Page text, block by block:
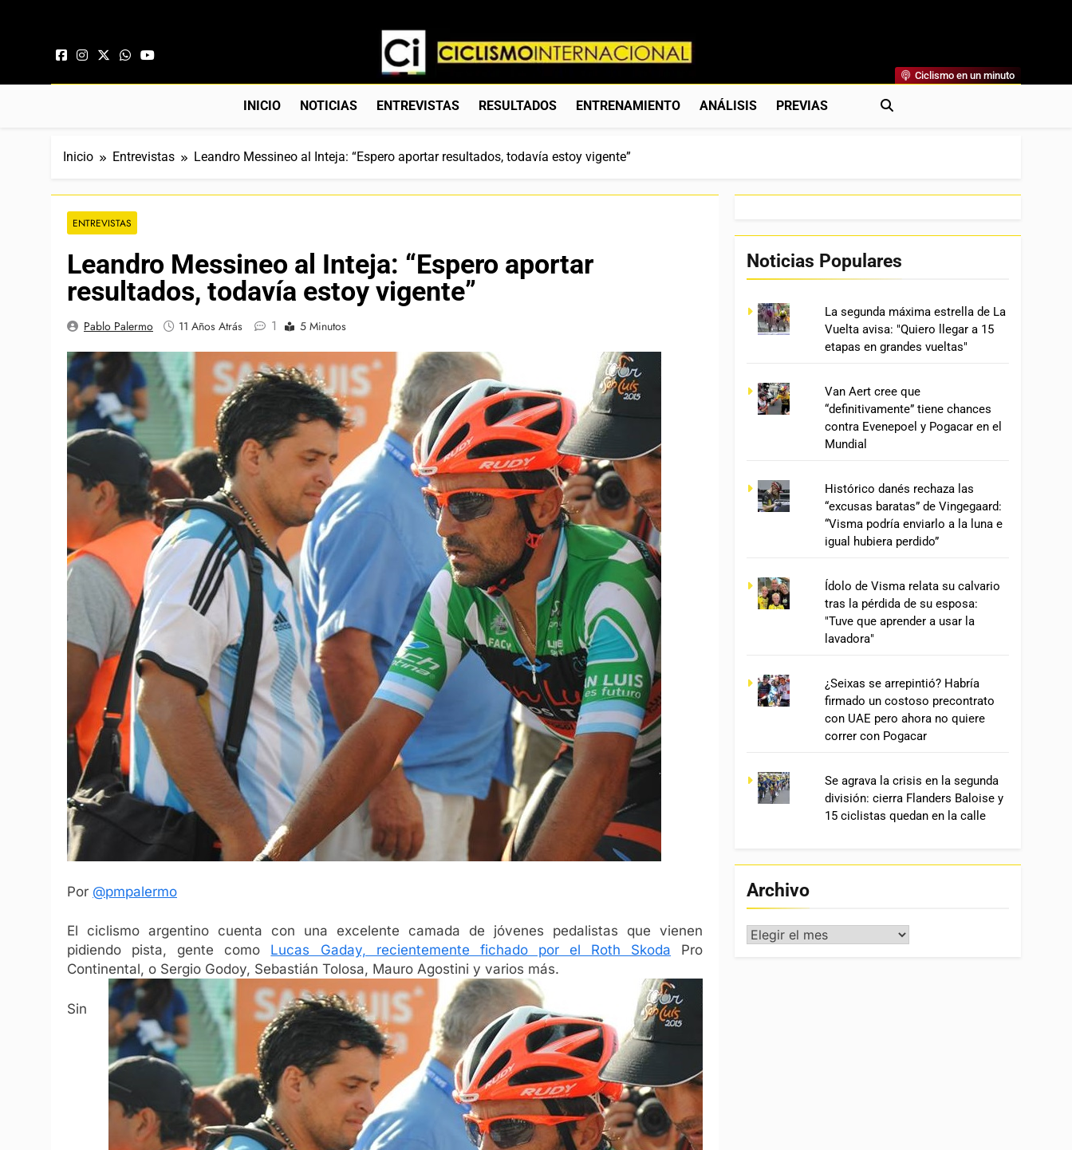
Ciclismo Internacional
Web Dedicada Al Ciclismo Mundial. Entrevistas, Análisis, Crónicas, Previas Y Más. La Web Ciclista De Referencia.
Ciclismo en un minuto
INICIO NOTICIAS ENTREVISTAS RESULTADOS ENTRENAMIENTO ANÁLISIS PREVIAS
Inicio Entrevistas Leandro Messineo al Inteja: “Espero aportar resultados, todavía estoy vigente”
ENTREVISTAS
Leandro Messineo al Inteja: “Espero aportar
resultados, todavía estoy vigente”
Pablo Palermo 11 Años Atrás 1 5 Minutos
Por @pmpalermo
El ciclismo argentino cuenta con una excelente camada de jóvenes pedalistas que vienen
pidiendo pista, gente como Lucas Gaday, recientemente fichado por el Roth Skoda Pro
Continental, o Sergio Godoy, Sebastián Tolosa, Mauro Agostini y varios más.
Sin
Noticias Populares
La segunda máxima estrella de La
Vuelta avisa: "Quiero llegar a 15
etapas en grandes vueltas"
Van Aert cree que
“definitivamente” tiene chances
contra Evenepoel y Pogacar en el
Mundial
Histórico danés rechaza las
“excusas baratas” de Vingegaard:
“Visma podría enviarlo a la luna e
igual hubiera perdido”
Ídolo de Visma relata su calvario
tras la pérdida de su esposa:
"Tuve que aprender a usar la
lavadora"
¿Seixas se arrepintió? Habría
firmado un costoso precontrato
con UAE pero ahora no quiere
correr con Pogacar
Se agrava la crisis en la segunda
división: cierra Flanders Baloise y
15 ciclistas quedan en la calle
Archivo
Archivo